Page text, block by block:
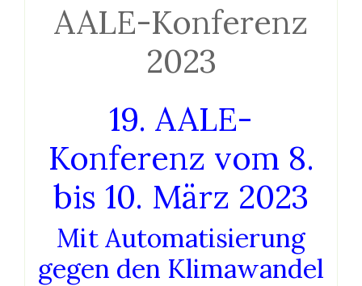
AALE-Konferenz
2023
19. AALE-
Konferenz vom 8.
bis 10. März 2023
Mit Automatisierung
gegen den Klimawandel